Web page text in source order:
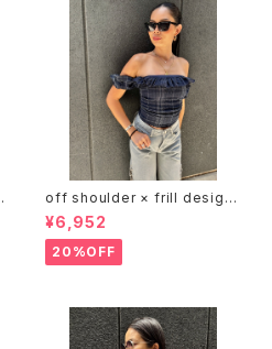
off shoulder × frill design
tops トップス オフショルダー フ
リル
¥6,952
20%OFF